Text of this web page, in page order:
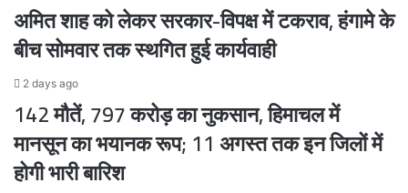
अमित शाह को लेकर सरकार-विपक्ष में टकराव, हंगामे के
बीच सोमवार तक स्थगित हुई कार्यवाही
2 days ago
142 मौतें, 797 करोड़ का नुकसान, हिमाचल में
मानसून का भयानक रूप; 11 अगस्त तक इन जिलों में
होगी भारी बारिश